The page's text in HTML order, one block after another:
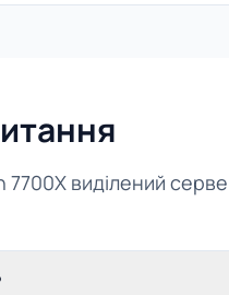
7700X виділений